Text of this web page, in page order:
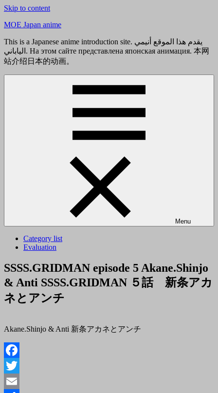
Skip to content
MOE Japan anime
This is a Japanese anime introduction site. يقدم هذا الموقع أنيمي
الياباني. На этом сайте представлена японская анимация. 本网
站介绍日本的动画。
Menu
Category list
Evaluation
SSSS.GRIDMAN episode 5 Akane.Shinjo
& Anti SSSS.GRIDMAN ５話 新条アカ
ネとアンチ
Akane.Shinjo & Anti 新条アカネとアンチ
Facebook
Twitter